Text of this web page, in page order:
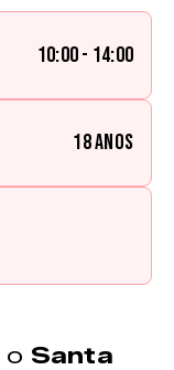
10:00 - 14:00
18 anos
o Santa